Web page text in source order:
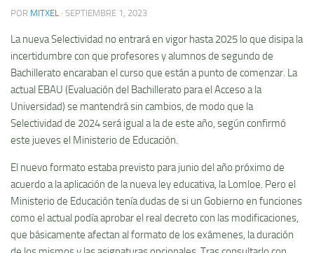
POR MITXEL · SEPTIEMBRE 1, 2023
La nueva Selectividad no entrará en vigor hasta 2025 lo que disipa la
incertidumbre con que profesores y alumnos de segundo de
Bachillerato encaraban el curso que están a punto de comenzar. La
actual EBAU (Evaluación del Bachillerato para el Acceso a la
Universidad) se mantendrá sin cambios, de modo que la
Selectividad de 2024 será igual a la de este año, según confirmó
este jueves el Ministerio de Educación.
El nuevo formato estaba previsto para junio del año próximo de
acuerdo a la aplicación de la nueva ley educativa, la Lomloe. Pero el
Ministerio de Educación tenía dudas de si un Gobierno en funciones
como el actual podía aprobar el real decreto con las modificaciones,
que básicamente afectan al formato de los exámenes, la duración